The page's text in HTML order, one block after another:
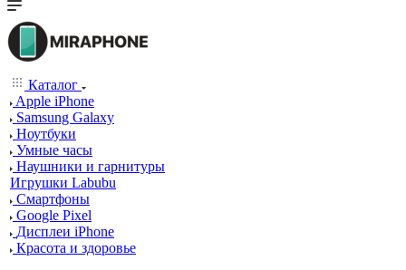
Каталог
Apple iPhone
Samsung Galaxy
Ноутбуки
Умные часы
Наушники и гарнитуры
Игрушки Labubu
Смартфоны
Google Pixel
Дисплеи iPhone
Красота и здоровье